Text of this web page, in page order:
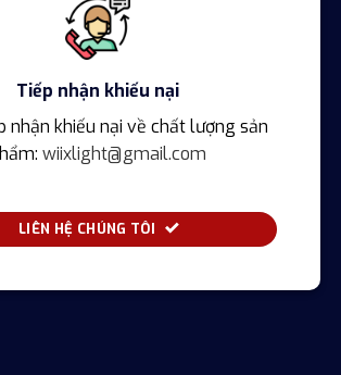
Tiếp nhận khiếu nại
nhận khiếu nại về chất lượng sản
wiixlight@gmail.com
LIÊN HỆ CHÚNG TÔI